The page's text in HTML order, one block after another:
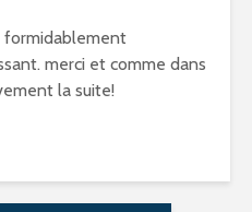
formidablement
merci et comme dans
la suite!